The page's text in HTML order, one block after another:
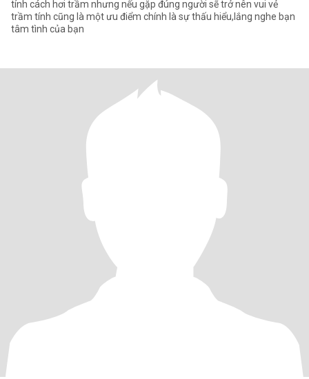
tính cách hơi trầm nhưng nếu gặp đúng người sẽ trở nên vui vẻ
trầm tính cũng là một ưu điểm chính là sự thấu hiểu,lắng nghe bạn
tâm tình của bạn